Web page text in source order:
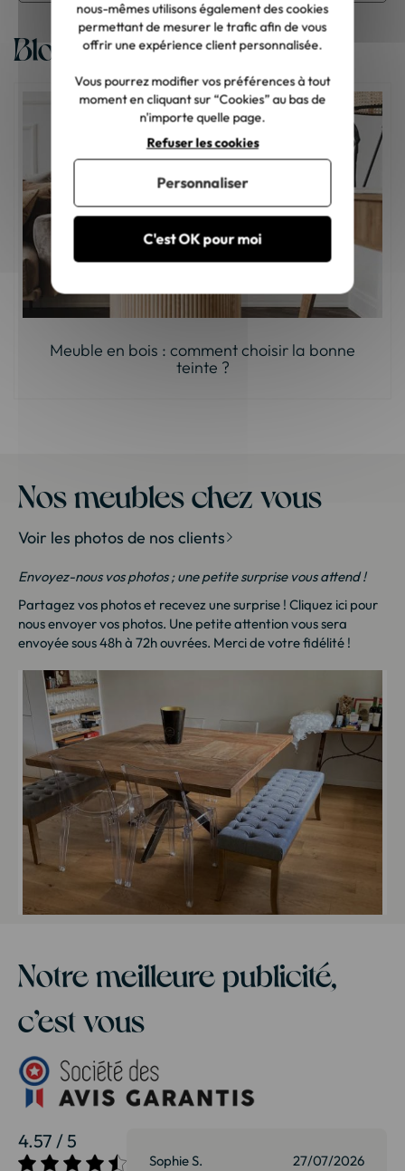
Blog
Meuble en bois : comment choisir la bonne
teinte ?
Nos meubles chez vous
Voir les photos de nos clients
Envoyez-nous vos photos ; une petite surprise vous attend !
Partagez vos photos et recevez une surprise ! Cliquez ici pour
nous envoyer vos photos. Une petite attention vous sera
envoyée sous 48h à 72h ouvrées. Merci de votre fidélité !
Notre meilleure publicité,
c’est vous
4.57 / 5
27/07/2026 Sophie S. 27/07/2026
nous-mêmes utilisons également des cookies
permettant de mesurer le trafic afin de vous
offrir une expérience client personnalisée.
Vous pourrez modifier vos préférences à tout
moment en cliquant sur “Cookies” au bas de
n'importe quelle page.
C'est OK pour moi
Refuser les cookies
Personnaliser